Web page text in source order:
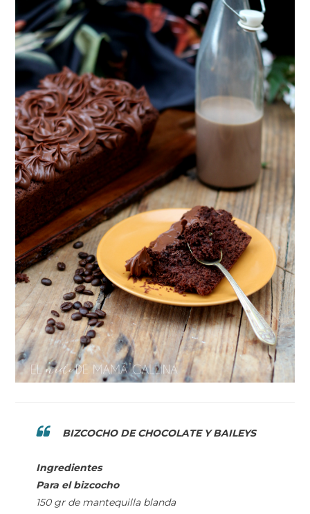
BIZCOCHO DE CHOCOLATE Y BAILEYS
Ingredientes
Para el bizcocho
150 gr de mantequilla blanda